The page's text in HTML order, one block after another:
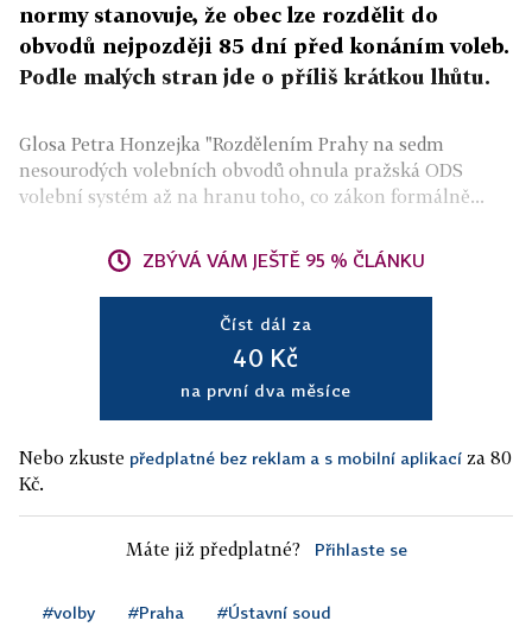
normy stanovuje, že obec lze rozdělit do
obvodů nejpozději 85 dní před konáním voleb.
Podle malých stran jde o příliš krátkou lhůtu.
Glosa Petra Honzejka "Rozdělením Prahy na sedm
nesourodých volebních obvodů ohnula pražská ODS
volební systém až na hranu toho, co zákon formálně...
ZBÝVÁ VÁM JEŠTĚ 95 % ČLÁNKU
Číst dál za
40 Kč
na první dva měsíce
Nebo zkuste předplatné bez reklam a s mobilní aplikací za 80
Kč.
Máte již předplatné? Přihlaste se
#volby #Praha #Ústavní soud